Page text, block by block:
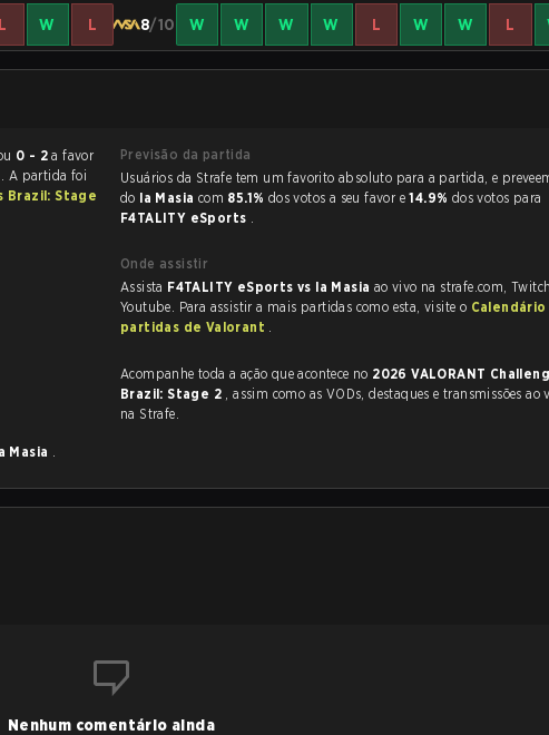
L W L 8/10 W W W W L W W L
0 - 2a favor
. A partida foi
Brazil: Stage
Masia .
Previsão da partida
Usuários da Strafe tem um favorito absoluto para a partida, e preveem a vitória
do la Masia com 85.1% dos votos a seu favor e14.9% dos votos para
F4TALITY eSports .
Onde assistir
Assista F4TALITY eSports vs la Masia ao vivo na strafe.com,
Youtube. Para assistir a mais partidas como esta, visite o Calendário
partidas de Valorant .
Acompanhe toda a ação que acontece no 2026 VALORANT
Brazil: Stage 2 , assim como as VODs, destaques e transmissões ao vivo, tudo
na Strafe.
Nenhum comentário ainda